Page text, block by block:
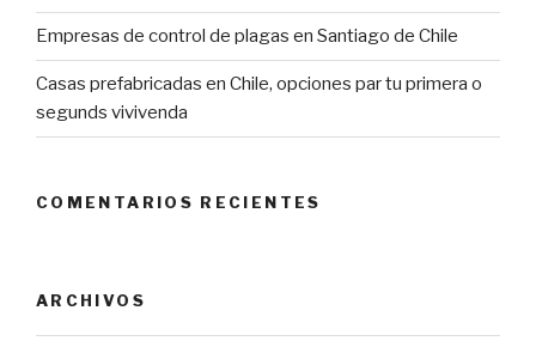
Empresas de control de plagas en Santiago de Chile
Casas prefabricadas en Chile, opciones par tu primera o
segunds vivivenda
COMENTARIOS RECIENTES
ARCHIVOS